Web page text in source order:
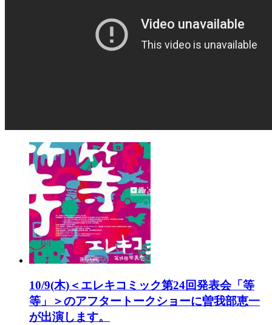
10/9(木)＜エレキコミック第24回発表会「等
等」＞のアフタートークショーに曽我部恵一
が出演します。